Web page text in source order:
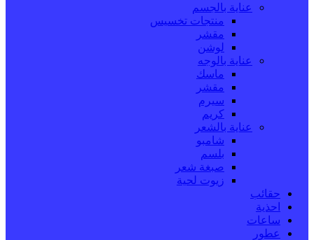
عناية بالجسم
منتجات تخسيس
مقشر
لوشن
عناية بالوجه
ماسك
مقشر
سيرم
كريم
عناية بالشعر
شامبو
بلسم
صبغة شعر
زيوت لحية
حقائب
احذية
ساعات
عطور